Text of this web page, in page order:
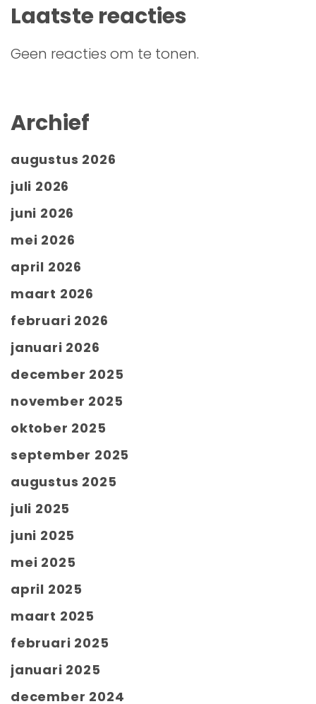
Laatste reacties
Geen reacties om te tonen.
Archief
augustus 2026
juli 2026
juni 2026
mei 2026
april 2026
maart 2026
februari 2026
januari 2026
december 2025
november 2025
oktober 2025
september 2025
augustus 2025
juli 2025
juni 2025
mei 2025
april 2025
maart 2025
februari 2025
januari 2025
december 2024